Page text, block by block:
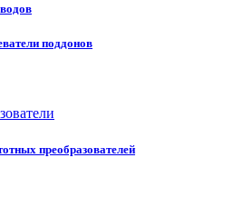
поддонов
преобразователей